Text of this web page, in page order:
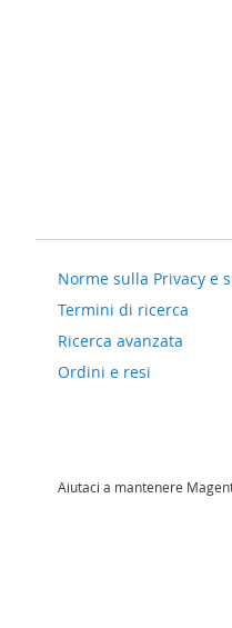
Norme sulla Privacy e
Termini di ricerca
Ricerca avanzata
Ordini e resi
Aiutaci a mantenere